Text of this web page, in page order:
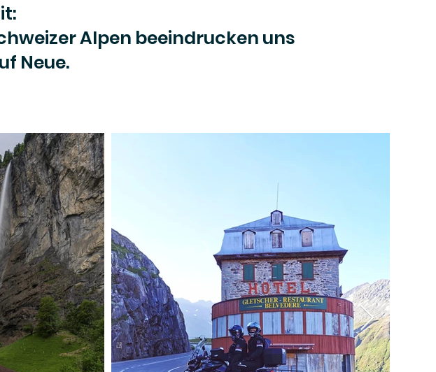
Alpen beeindrucken uns
Neue.